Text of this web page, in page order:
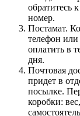
обратитесь
номер.
Постамат.
телефон
оплатить в
дня.
Почтовая
придет в
посылке.
коробки: